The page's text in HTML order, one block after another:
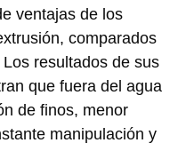
ventajas de los
comparados
resultados de sus
que fuera del agua
de finos, menor
manipulación y